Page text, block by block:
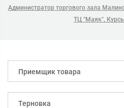
Администратор торгового зала
ТЦ "Маяк",
Приемщик товара
Терновка